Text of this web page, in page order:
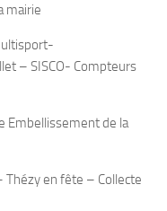
mairie
– SISCO- Compteurs
Embellissement de la
Thézy en fête – Collecte